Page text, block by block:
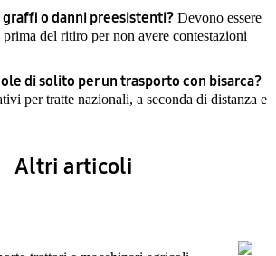
graffi o danni preesistenti? Devono essere
del ritiro per non avere contestazioni
di solito per un trasporto con bisarca?
per tratte nazionali, a seconda di distanza e
Altri articoli